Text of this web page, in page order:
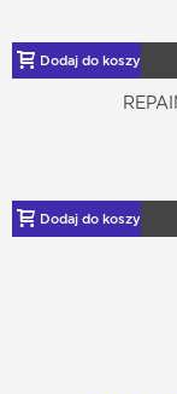
Dodaj do koszyka
Dodaj do koszyka